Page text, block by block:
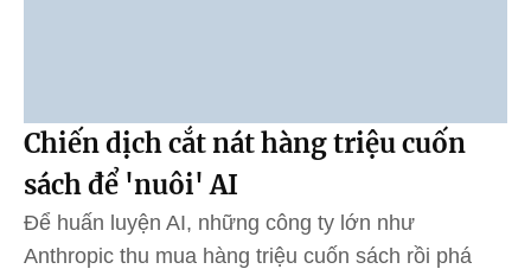
Chiến dịch cắt nát hàng triệu cuốn
sách để 'nuôi' AI
Để huấn luyện AI, những công ty lớn như
Anthropic thu mua hàng triệu cuốn sách rồi phá